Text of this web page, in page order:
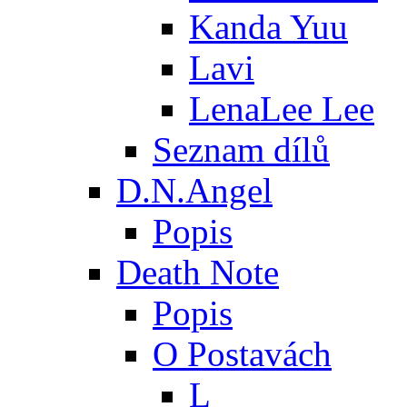
Kanda Yuu
Lavi
LenaLee Lee
Seznam dílů
D.N.Angel
Popis
Death Note
Popis
O Postavách
L